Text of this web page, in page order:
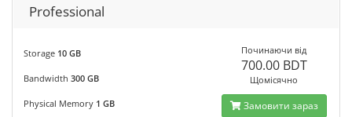
Professional
Storage 10 GB
Bandwidth 300 GB
Physical Memory 1 GB
Починаючи від
700.00 BDT
Щомісячно
Замовити зараз